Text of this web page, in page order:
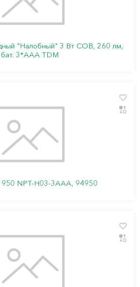
"Налобный" 3 Вт COB, 260 лм,
бат. 3*AAA TDM
NPT-H03-3AAA, 94950